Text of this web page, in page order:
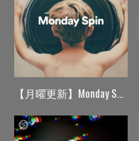
【月曜更新】Monday Spin